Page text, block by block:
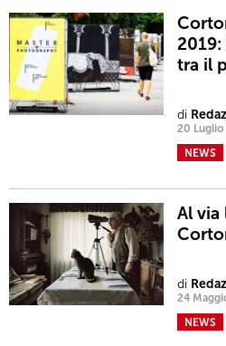
tra il
di
20 Luglio
NEWS
Al via
di
24
NEWS